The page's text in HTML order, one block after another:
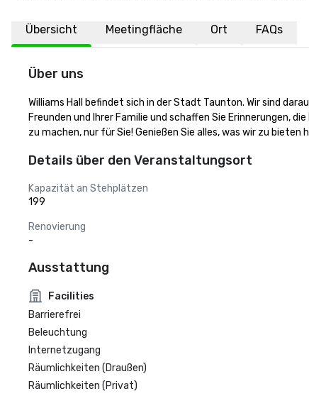
Übersicht Meetingfläche Ort FAQs
Über uns
Williams Hall befindet sich in der Stadt Taunton. Wir sind
Freunden und Ihrer Familie und schaffen Sie Erinnerungen,
zu machen, nur für Sie! Genießen Sie alles, was wir zu
Details über den Veranstaltungsort
Kapazität an Stehplätzen
199
Renovierung
-
Ausstattung
Facilities
Barrierefrei
Beleuchtung
Internetzugang
Räumlichkeiten (Draußen)
Räumlichkeiten (Privat)